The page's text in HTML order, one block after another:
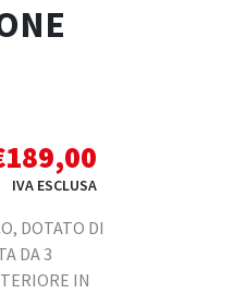
189,00
IVA ESCLUSA
DOTATO DI
DA 3
IN